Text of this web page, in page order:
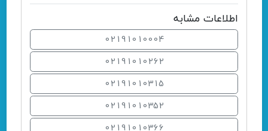
اطلاعات مشابه
02191010004
02191010262
02191010315
02191010352
02191010366